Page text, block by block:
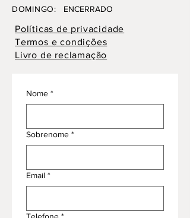
DOMINGO: ENCERRADO
Políticas de privacidade
Termos e condições
Livro de reclamação
Nome *
Sobrenome *
Email *